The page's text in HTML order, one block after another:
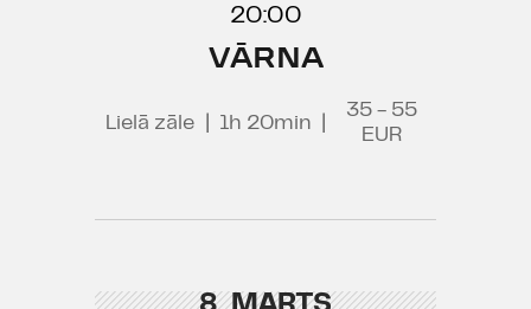
20:00
VĀRNA
Lielā zāle 1h 20min
35 - 55
EUR